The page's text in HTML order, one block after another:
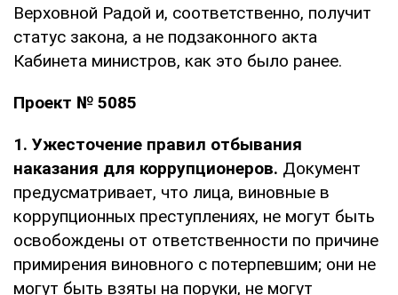
Верховной Радой и, соответственно, получит
статус закона, а не подзаконного акта
Кабинета министров, как это было ранее.
Проект № 5085
1. Ужесточение правил отбывания
наказания для коррупционеров. Документ
предусматривает, что лица, виновные в
коррупционных преступлениях, не могут быть
освобождены от ответственности по причине
примирения виновного с потерпевшим; они не
могут быть взяты на поруки, не могут